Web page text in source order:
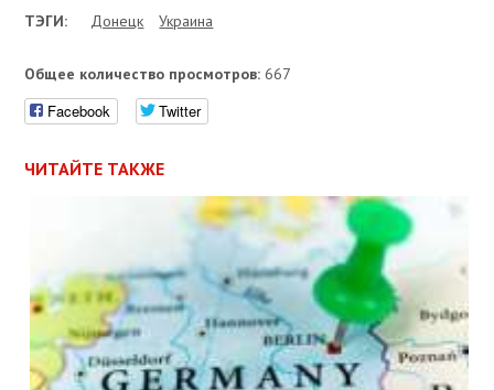
ТЭГИ: Донецк Украина
Общее количество просмотров: 667
Facebook Twitter
ЧИТАЙТЕ ТАКЖЕ